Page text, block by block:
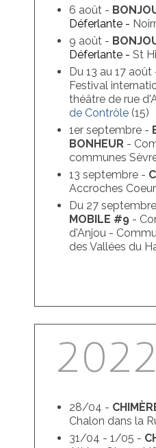
6 août -
Déferlante -
9 août -
Déferlante - St
Du 13 au 17 août
Festival
théâtre de rue
de Contrôle (15)
1er septembre -
BONHEUR -
communes
13 septembre -
Accroches
Du 27
MOBILE #9 -
d'Anjou -
des Vallées du
2022
28/04 -
Chalon dans la
31/04 - 1/05 -